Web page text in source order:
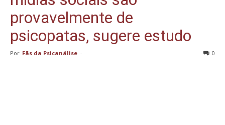
provavelmente de
psicopatas, sugere estudo
Por Fãs da Psicanálise - 0